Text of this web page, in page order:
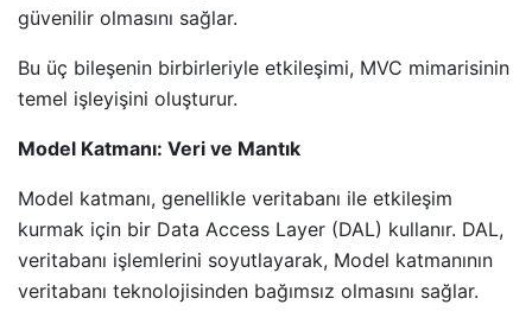
güvenilir olmasını sağlar.
Bu üç bileşenin birbirleriyle etkileşimi, MVC mimarisinin
temel işleyişini oluşturur.
Model Katmanı: Veri ve Mantık
Model katmanı, genellikle veritabanı ile etkileşim
kurmak için bir Data Access Layer (DAL) kullanır. DAL,
veritabanı işlemlerini soyutlayarak, Model katmanının
veritabanı teknolojisinden bağımsız olmasını sağlar.